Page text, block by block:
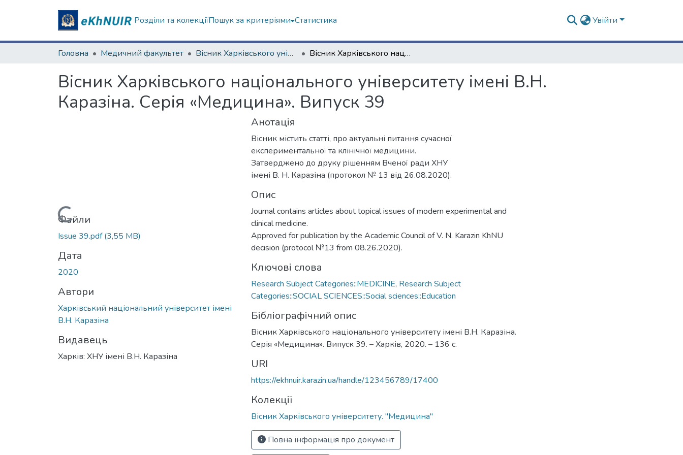
Розділи та колекціїПошук за критеріями Статистика Увійти
Головна Медичний факультет Вісник Харківського університету. "Медицина" Вісник Харківського національного університету імені В.Н. Каразіна. Серія «Медицина». Випуск 39
Вісник Харківського національного університету імені В.Н.
Каразіна. Серія «Медицина». Випуск 39
Вантажиться...
Файли
Issue 39.pdf(3,55 MB)
Дата
2020
Автори
Харківський національний університет імені
В.Н. Каразіна
Видавець
Харків: ХНУ імені В.Н. Каразіна
Анотація
Вісник містить статті, про актуальні питання сучасної
експериментальної та клінічної медицини.
Затверджено до друку рішенням Вченої ради ХНУ
імені В. Н. Каразіна (протокол № 13 від 26.08.2020).
Опис
Journal contains articles about topical issues of modern experimental and
clinical medicine.
Approved for publication by the Academic Council of V. N. Karazin KhNU
decision (protocol №13 from 08.26.2020).
Ключові слова
Research Subject Categories::MEDICINE, Research Subject
Categories::SOCIAL SCIENCES::Social sciences::Education
Бібліографічний опис
Вісник Харківського національного університету імені В.Н. Каразіна.
Серія «Медицина». Випуск 39. – Харків, 2020. – 136 с.
URI
https://ekhnuir.karazin.ua/handle/123456789/17400
Колекції
Вісник Харківського університету. "Медицина"
Повна інформація про документ